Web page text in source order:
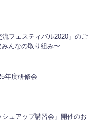
流フェスティバル2020」のご
んなの取り組み〜
年度研修会
シュアップ講習会」開催のお